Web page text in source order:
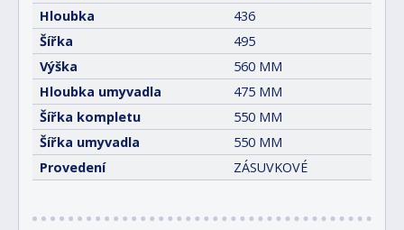
Hloubka
436
Šířka
495
Výška
560 MM
Hloubka umyvadla
475 MM
Šířka kompletu
550 MM
Šířka umyvadla
550 MM
Provedení
ZÁSUVKOVÉ